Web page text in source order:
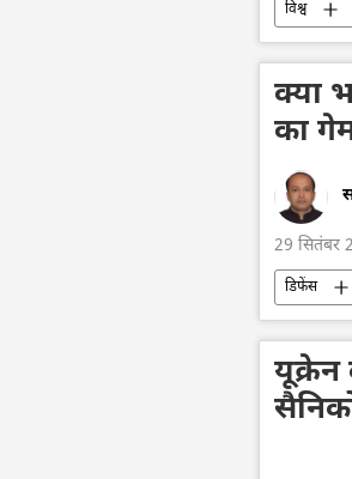
विश्व
एस.
क्या
का
29 सितंबर
डिफेंस
वायु रक्षा